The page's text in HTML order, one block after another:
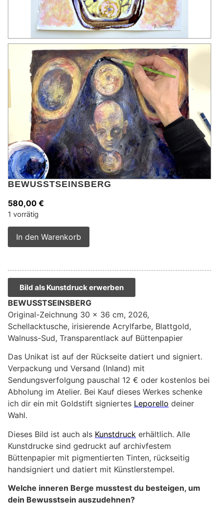
BEWUSSTSEINSBERG
580,00 €
1 vorrätig
In den Warenkorb
Bild als Kunstdruck erwerben
BEWUSSTSEINSBERG
Original-Zeichnung 30 x 36 cm, 2026,
Schellacktusche, irisierende Acrylfarbe, Blattgold,
Walnuss-Sud, Transparentlack auf Büttenpapier
Das Unikat ist auf der Rückseite datiert und signiert.
Verpackung und Versand (Inland) mit
Sendungsverfolgung pauschal 12 € oder kostenlos bei
Abholung im Atelier. Bei Kauf dieses Werkes schenke
ich dir ein mit Goldstift signiertes Leporello deiner
Wahl.
Dieses Bild ist auch als Kunstdruck erhältlich. Alle
Kunstdrucke sind gedruckt auf archivfestem
Büttenpapier mit pigmentierten Tinten, rückseitig
handsigniert und datiert mit Künstlerstempel.
Welche inneren Berge musstest du besteigen, um
dein Bewusstsein auszudehnen?